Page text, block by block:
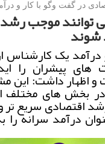
در گفت وگو با كار و
توانند موجب
شوند
درآمد یک کارشناس
پیشران را
اظهار داشت: این
بخش های مختلف
اقتصادی سریع تر و
درآمد سرانه را